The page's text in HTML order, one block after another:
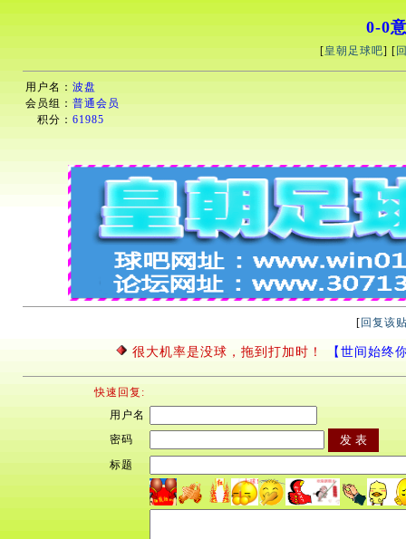
0-0
[皇朝足球吧] [
用户名： 波盘
会员组： 普通会员
积分： 61985
[ 回复该
很大机率是没球，拖到打加时！ 【世间始终
快速回复:
用户名
密码
标题